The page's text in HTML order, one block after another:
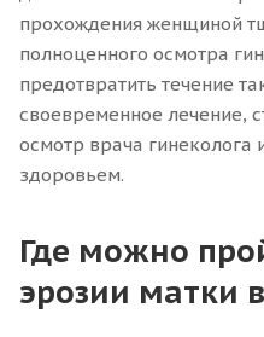
прохождения женщиной
полноценного осмотра
предотвратить течение
своевременное лечение,
осмотр врача гинеколога
здоровьем.
Где можно
эрозии матки